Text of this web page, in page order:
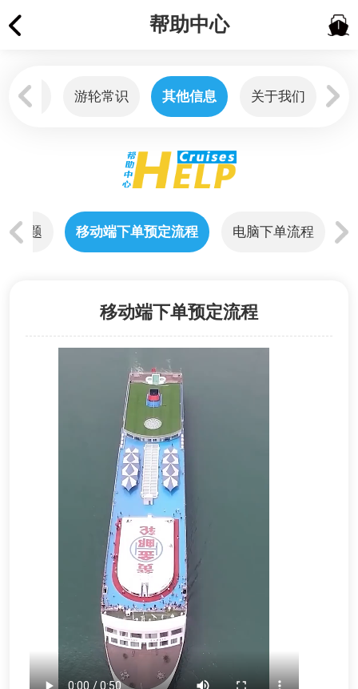
帮助中心
发票 游轮常识 其他信息 关于我们
问题 移动端下单预定流程 电脑下单流程
移动端下单预定流程